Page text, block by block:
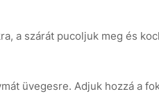
a szárát pucoljuk meg és
üvegesre. Adjuk hozzá a